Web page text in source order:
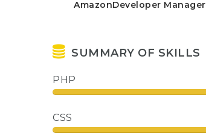
AmazonDeveloper Manager
SUMMARY OF SKILLS
PHP
CSS